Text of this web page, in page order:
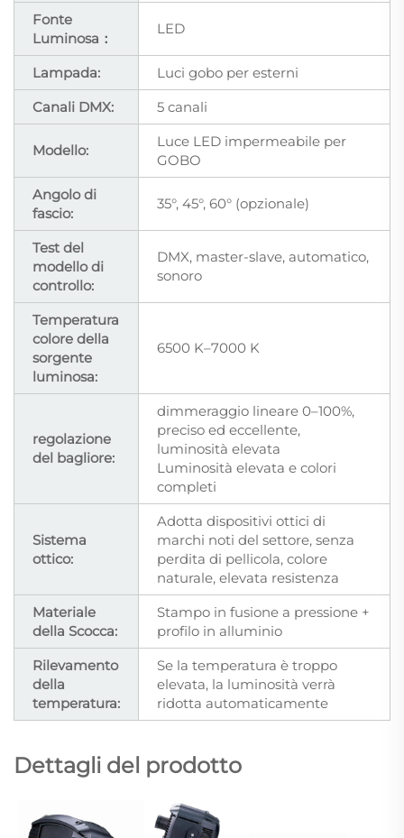
Fonte
Luminosa：
LED
Lampada:
Luci gobo per esterni
Canali DMX:
5 canali
Modello:
Luce LED impermeabile per
GOBO
Angolo di
fascio:
35°, 45°, 60° (opzionale)
Test del
modello di
controllo:
DMX, master-slave, automatico,
sonoro
Temperatura
colore della
sorgente
luminosa:
6500 K–7000 K
regolazione
del bagliore:
dimmeraggio lineare 0–100%,
preciso ed eccellente,
luminosità elevata
Luminosità elevata e colori
completi
Sistema
ottico:
Adotta dispositivi ottici di
marchi noti del settore, senza
perdita di pellicola, colore
naturale, elevata resistenza
Materiale
della Scocca:
Stampo in fusione a pressione +
profilo in alluminio
Rilevamento
della
temperatura:
Se la temperatura è troppo
elevata, la luminosità verrà
ridotta automaticamente
Dettagli del prodotto